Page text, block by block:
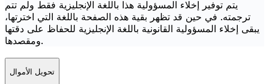
يتم توفير إخلاء المسؤولية هذا باللغة الإنجليزية فقط ولم تتم
ترجمته. في حين قد تظهر بقية هذه الصفحة باللغة التي اخترتها،
يبقى إخلاء المسؤولية القانونية باللغة الإنجليزية للحفاظ على دقتها
ومقصدها.
تحويل الأموال